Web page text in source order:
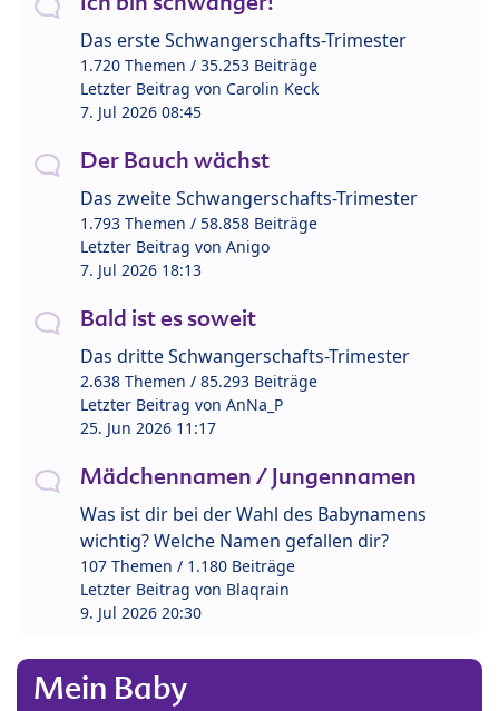
Das erste Schwangerschafts-Trimester
1.720 Themen / 35.253 Beiträge
Letzter Beitrag von Carolin Keck
7. Jul 2026 08:45
Der Bauch wächst
Das zweite Schwangerschafts-Trimester
1.793 Themen / 58.858 Beiträge
Letzter Beitrag von Anigo
7. Jul 2026 18:13
Bald ist es soweit
Das dritte Schwangerschafts-Trimester
2.638 Themen / 85.293 Beiträge
Letzter Beitrag von AnNa_P
25. Jun 2026 11:17
Mädchennamen / Jungennamen
Was ist dir bei der Wahl des Babynamens
wichtig? Welche Namen gefallen dir?
107 Themen / 1.180 Beiträge
Letzter Beitrag von Blaqrain
9. Jul 2026 20:30
Mein Baby